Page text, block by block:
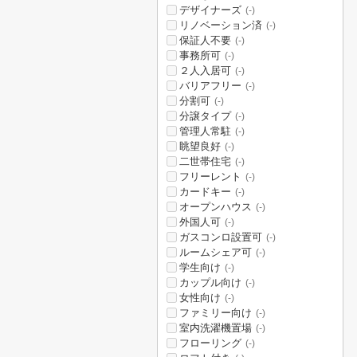
デザイナーズ (-)
リノベーション済 (-)
保証人不要 (-)
事務所可 (-)
２人入居可 (-)
バリアフリー (-)
分割可 (-)
分譲タイプ (-)
管理人常駐 (-)
眺望良好 (-)
二世帯住宅 (-)
フリーレント (-)
カードキー (-)
オープンハウス (-)
外国人可 (-)
ガスコンロ設置可 (-)
ルームシェア可 (-)
学生向け (-)
カップル向け (-)
女性向け (-)
ファミリー向け (-)
室内洗濯機置場 (-)
フローリング (-)